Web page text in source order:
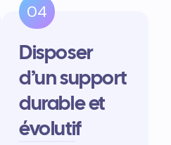
04
Disposer
d’un support
durable et
évolutif